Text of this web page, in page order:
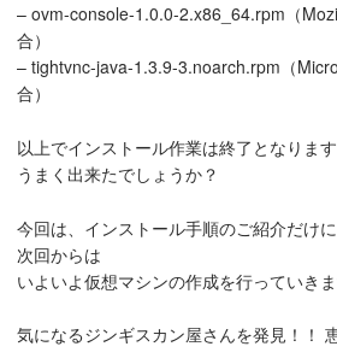
– ovm-console-1.0.0-2.x86_64.rpm（
合）
– tightvnc-java-1.3.9-3.noarch.rpm（
合）
以上でインストール作業は終了となります
うまく出来たでしょうか？
今回は、インストール手順のご紹介だけ
次回からは
いよいよ仮想マシンの作成を行っていきま
気になるジンギスカン屋さんを発見！！